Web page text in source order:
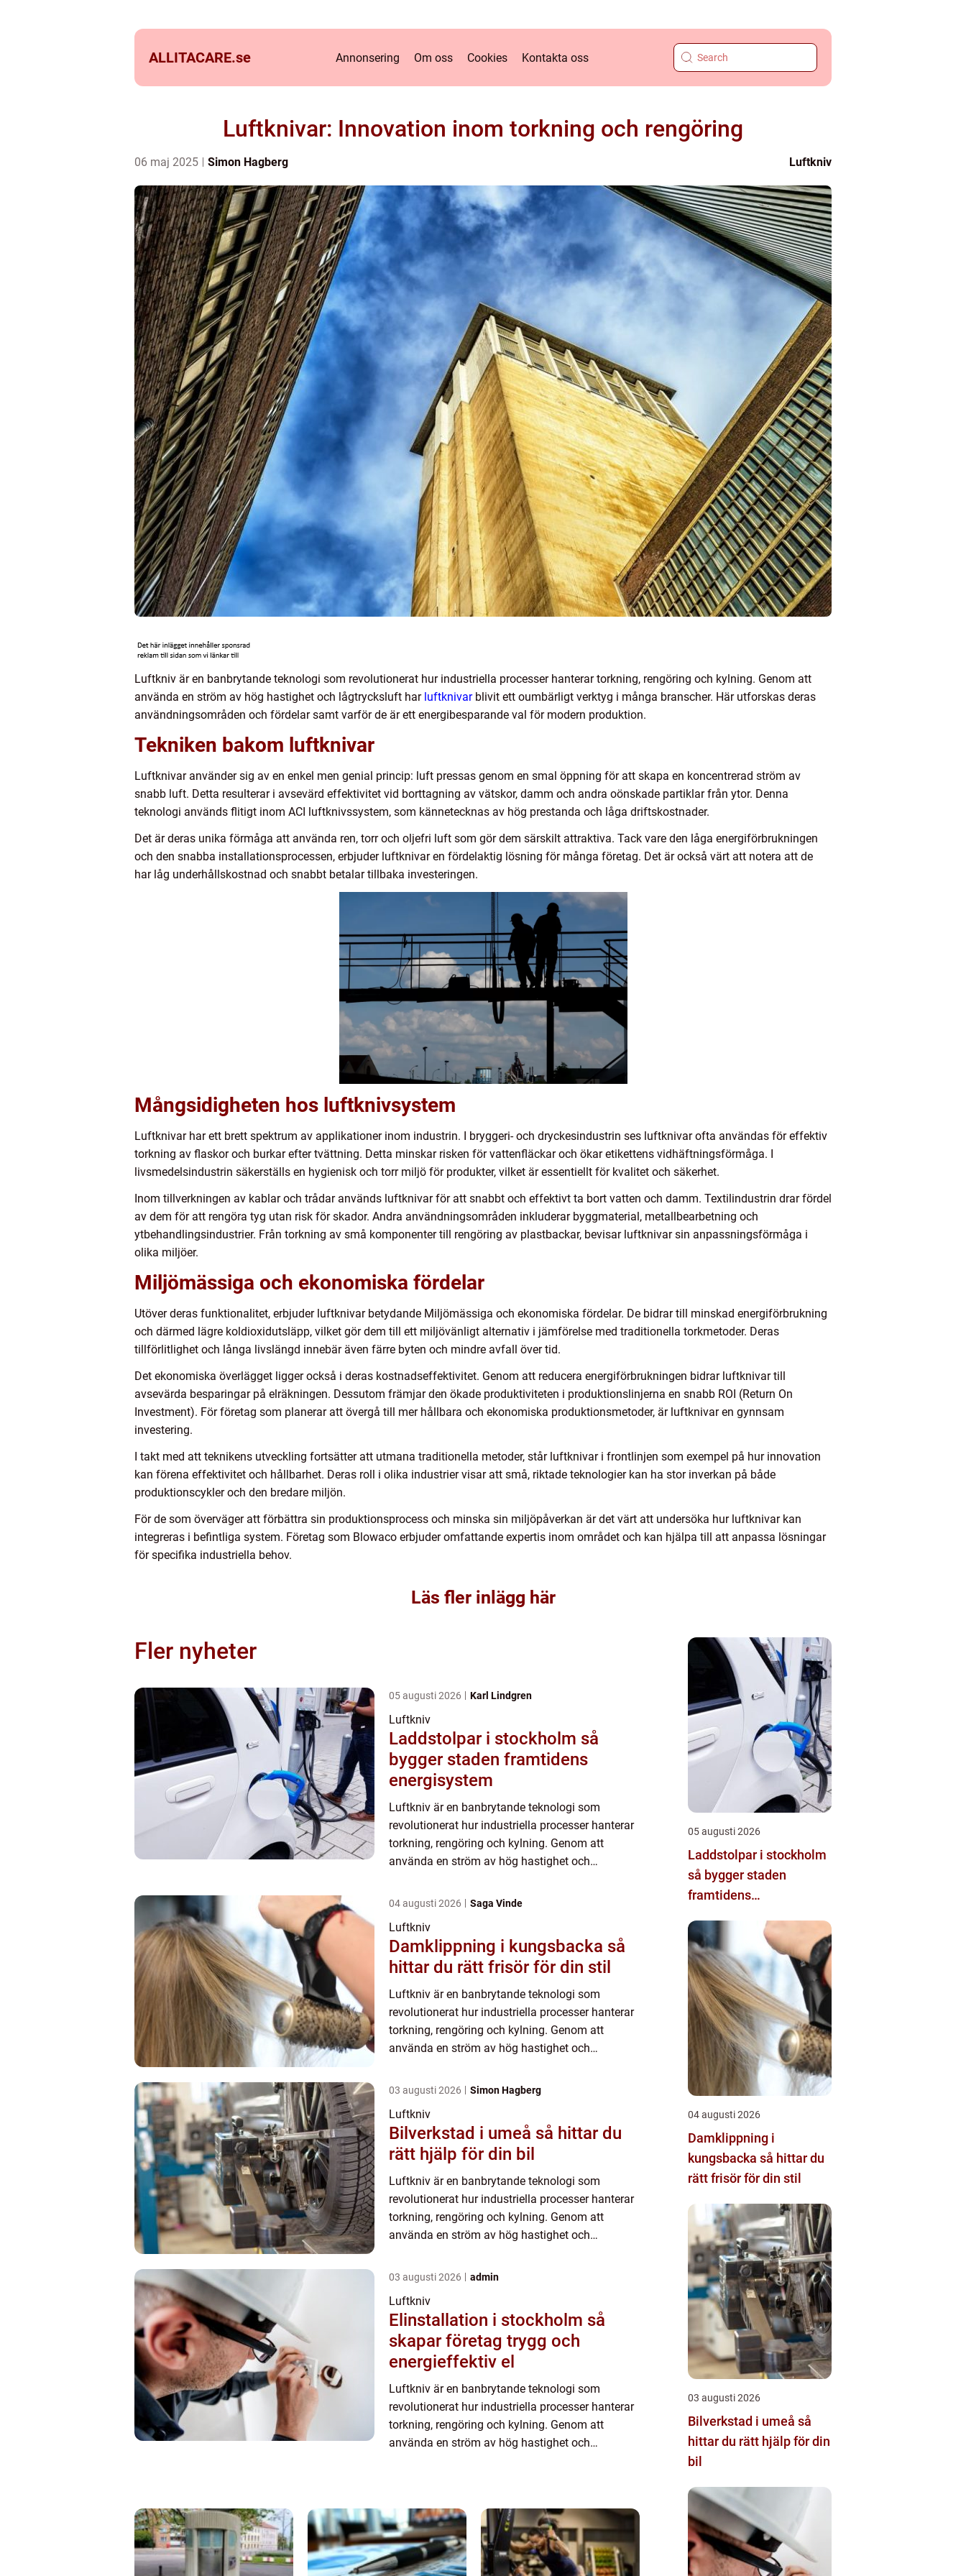
ALLITACARE.se Annonsering Om oss Cookies Kontakta oss
Luftknivar: Innovation inom torkning och rengöring
06 maj 2025 Simon Hagberg Luftkniv
Luftkniv är en banbrytande teknologi som revolutionerat hur industriella processer hanterar torkning, rengöring och kylning. Genom att
använda en ström av hög hastighet och lågtrycksluft har luftknivarblivit ett oumbärligt verktyg i många branscher. Här utforskas deras
användningsområden och fördelar samt varför de är ett energibesparande val för modern produktion.
Tekniken bakom luftknivar
Luftknivar använder sig av en enkel men genial princip: luft pressas genom en smal öppning för att skapa en koncentrerad ström av
snabb luft. Detta resulterar i avsevärd effektivitet vid borttagning av vätskor, damm och andra oönskade partiklar från ytor. Denna
teknologi används flitigt inom ACI luftknivssystem, som kännetecknas av hög prestanda och låga driftskostnader.
Det är deras unika förmåga att använda ren, torr och oljefri luft som gör dem särskilt attraktiva. Tack vare den låga energiförbrukningen
och den snabba installationsprocessen, erbjuder luftknivar en fördelaktig lösning för många företag. Det är också värt att notera att de
har låg underhållskostnad och snabbt betalar tillbaka investeringen.
Mångsidigheten hos luftknivsystem
Luftknivar har ett brett spektrum av applikationer inom industrin. I bryggeri- och dryckesindustrin ses luftknivar ofta användas för effektiv
torkning av flaskor och burkar efter tvättning. Detta minskar risken för vattenfläckar och ökar etikettens vidhäftningsförmåga. I
livsmedelsindustrin säkerställs en hygienisk och torr miljö för produkter, vilket är essentiellt för kvalitet och säkerhet.
Inom tillverkningen av kablar och trådar används luftknivar för att snabbt och effektivt ta bort vatten och damm. Textilindustrin drar fördel
av dem för att rengöra tyg utan risk för skador. Andra användningsområden inkluderar byggmaterial, metallbearbetning och
ytbehandlingsindustrier. Från torkning av små komponenter till rengöring av plastbackar, bevisar luftknivar sin anpassningsförmåga i
olika miljöer.
Miljömässiga och ekonomiska fördelar
Utöver deras funktionalitet, erbjuder luftknivar betydande Miljömässiga och ekonomiska fördelar. De bidrar till minskad energiförbrukning
och därmed lägre koldioxidutsläpp, vilket gör dem till ett miljövänligt alternativ i jämförelse med traditionella torkmetoder. Deras
tillförlitlighet och långa livslängd innebär även färre byten och mindre avfall över tid.
Det ekonomiska överlägget ligger också i deras kostnadseffektivitet. Genom att reducera energiförbrukningen bidrar luftknivar till
avsevärda besparingar på elräkningen. Dessutom främjar den ökade produktiviteten i produktionslinjerna en snabb ROI (Return On
Investment). För företag som planerar att övergå till mer hållbara och ekonomiska produktionsmetoder, är luftknivar en gynnsam
investering.
I takt med att teknikens utveckling fortsätter att utmana traditionella metoder, står luftknivar i frontlinjen som exempel på hur innovation
kan förena effektivitet och hållbarhet. Deras roll i olika industrier visar att små, riktade teknologier kan ha stor inverkan på både
produktionscykler och den bredare miljön.
För de som överväger att förbättra sin produktionsprocess och minska sin miljöpåverkan är det värt att undersöka hur luftknivar kan
integreras i befintliga system. Företag som Blowaco erbjuder omfattande expertis inom området och kan hjälpa till att anpassa lösningar
för specifika industriella behov.
Läs fler inlägg här
Fler nyheter
05 augusti 2026 Karl Lindgren
Luftkniv
Laddstolpar i stockholm så
bygger staden framtidens
energisystem
Luftkniv är en banbrytande teknologi som
revolutionerat hur industriella processer hanterar
torkning, rengöring och kylning. Genom att
använda en ström av hög hastighet och
04 augusti 2026 Saga Vinde
Luftkniv
Damklippning i kungsbacka så
hittar du rätt frisör för din stil
Luftkniv är en banbrytande teknologi som
revolutionerat hur industriella processer hanterar
torkning, rengöring och kylning. Genom att
använda en ström av hög hastighet och
03 augusti 2026 Simon Hagberg
Luftkniv
Bilverkstad i umeå så hittar du
rätt hjälp för din bil
Luftkniv är en banbrytande teknologi som
revolutionerat hur industriella processer hanterar
torkning, rengöring och kylning. Genom att
använda en ström av hög hastighet och
03 augusti 2026 admin
Luftkniv
Elinstallation i stockholm så
skapar företag trygg och
energieffektiv el
Luftkniv är en banbrytande teknologi som
revolutionerat hur industriella processer hanterar
torkning, rengöring och kylning. Genom att
använda en ström av hög hastighet och
05 augusti 2026
Laddstolpar i stockholm
så bygger staden
framtidens
04 augusti 2026
Damklippning i
kungsbacka så hittar du
rätt frisör för din stil
03 augusti 2026
Bilverkstad i umeå så
hittar du rätt hjälp för din
bil